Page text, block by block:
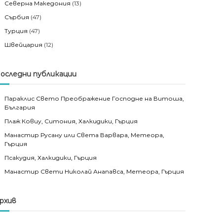
Северна Македония (13)
Сърбия (47)
Турция (47)
Швейцария (12)
публикации
Параклис Свето Преображение Господне на Витоша,
България
Плаж Ковиу, Ситония, Халкидики, Гърция
Манастир Русану или Света Варвара, Метеора,
Гърция
Псакудия, Халкидики, Гърция
Манастир Свети Николай Анапавса, Метеора, Гърция